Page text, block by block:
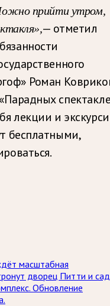
прийти утром,
— отметил
Роман
лекции и
бесплатными,
масштабная
дворец Питти и
Обновление